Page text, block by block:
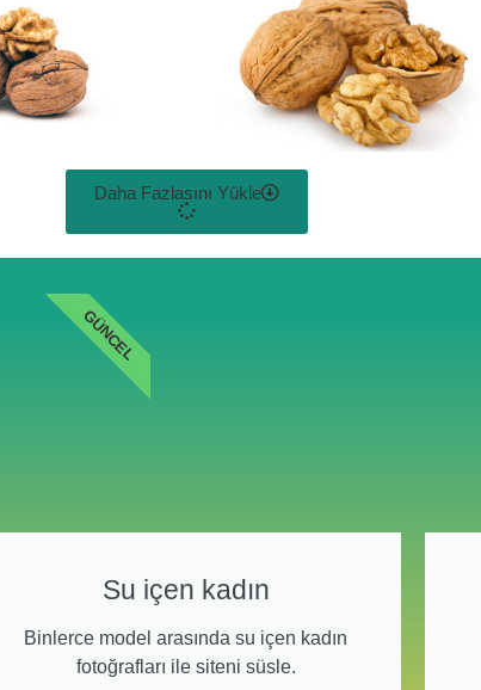
Daha Fazlasını Yükle
Su içen kadın
Binlerce model arasında su içen kadın
fotoğrafları ile siteni süsle.
GÜNCEL